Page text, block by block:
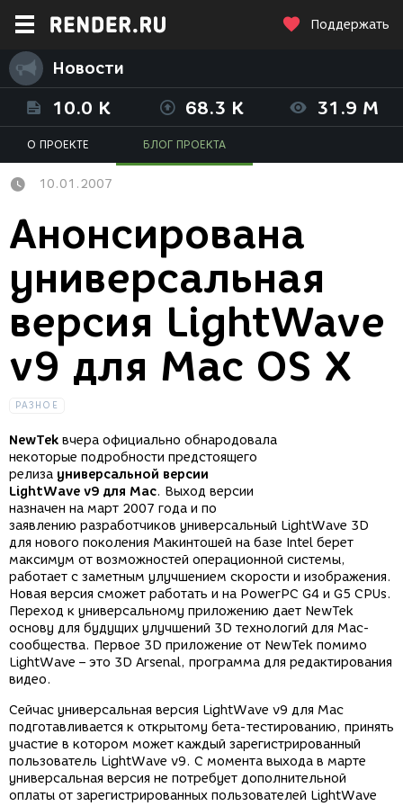
Поддержать
Новости
10.0 K 68.3 K 31.9 M
О ПРОЕКТЕ БЛОГ ПРОЕКТА
10.01.2007
Анонсирована
универсальная
версия LightWave
v9 для Mac OS X
РАЗНОЕ
NewTek вчера официально обнародовала
некоторые подробности предстоящего
релиза универсальной версии
LightWave v9 для Mac. Выход версии
назначен на март 2007 года и по
заявлению разработчиков универсальный LightWave 3D
для нового поколения Макинтошей на базе Intel берет
максимум от возможностей операционной системы,
работает с заметным улучшением скорости и изображения.
Новая версия сможет работать и на PowerPC G4 и G5 CPUs.
Переход к универсальному приложению дает NewTek
основу для будущих улучшений 3D технологий для Mac-
сообщества. Первое 3D приложение от NewTek помимо
LightWave – это 3D Arsenal, программа для редактирования
видео.
Сейчас универсальная версия LightWave v9 для Mac
подготавливается к открытому бета-тестированию, принять
участие в котором может каждый зарегистрированный
пользователь LightWave v9. С момента выхода в марте
универсальная версия не потребует дополнительной
оплаты от зарегистрированных пользователей LightWave